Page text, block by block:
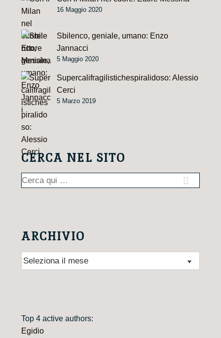
16 Maggio 2020
Sbilenco, geniale, umano: Enzo
Jannacci
5 Maggio 2020
Supercalifragilistichespiralidoso: Alessio
Cerci
5 Marzo 2019
CERCA NEL SITO
Cerca:
ARCHIVIO
Archivio
Top 4 active authors:
Egidio